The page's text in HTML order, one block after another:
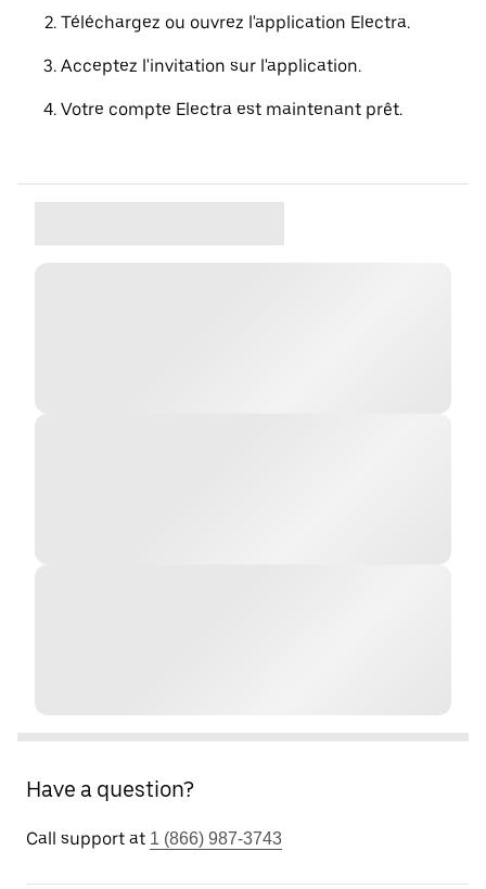
Téléchargez ou ouvrez l'application Electra.
Acceptez l'invitation sur l'application.
Votre compte Electra est maintenant prêt.
Have a question?
Call support at 1 (866) 987-3743